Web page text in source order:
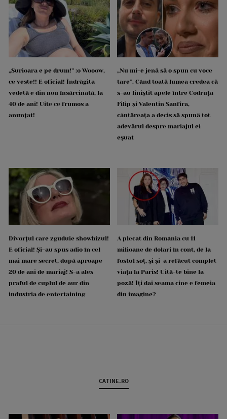
„Surioara e pe drum!” :o Wooow,
ce veste!! E oficial! Îndrăgita
vedetă e din nou însărcinată, la
40 de ani! Uite ce frumos a
anunțat!
„Nu mi-e jenă să o spun cu voce
tare”. Când toată lumea credea că
s-au liniștit apele între Codruța
Filip și Valentin Sanfira,
cântăreața a decis să spună tot
adevărul despre mariajul ei
eșuat
Divorțul care zguduie showbizul!
E oficial! Și-au spus adio în cel
mai mare secret, după aproape
20 de ani de mariaj! S-a ales
praful de cuplul de aur din
industria de entertaining
A plecat din România cu 11
milioane de dolari în cont, de la
fostul soț, și și-a refăcut complet
viața la Paris! Uită-te bine la
poză! Îți dai seama cine e femeia
din imagine?
CATINE.RO